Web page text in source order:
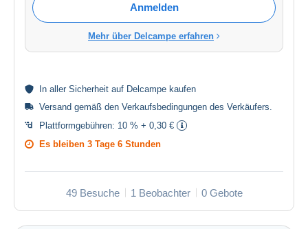
Anmelden
Mehr über Delcampe erfahren
In aller Sicherheit auf Delcampe kaufen
Versand gemäß den Verkaufsbedingungen des Verkäufers
Plattformgebühren: 10 % + 0,30 €
Es bleiben 3 Tage 6 Stunden
49 Besuche 1 Beobachter 0 Gebote